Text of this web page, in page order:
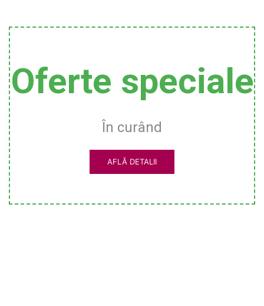
Oferte speciale
În curând
AFLĂ DETALII